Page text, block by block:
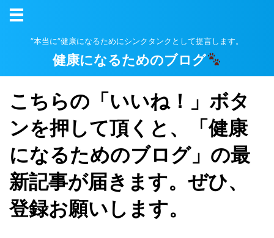
”本当に”健康になるためにシンクタンクとして提言します。
健康になるためのブログ
こちらの「いいね！」ボタ
ンを押して頂くと、「健康
になるためのブログ」の最
新記事が届きます。ぜひ、
登録お願いします。